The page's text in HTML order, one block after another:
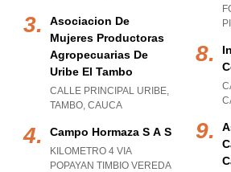
Asociacion De
Mujeres Productoras
Agropecuarias De
Uribe El Tambo
CALLE PRINCIPAL URIBE,
TAMBO, CAUCA
Campo Hormaza S A S
KILOMETRO 4 VIA
POPAYAN TIMBIO VEREDA